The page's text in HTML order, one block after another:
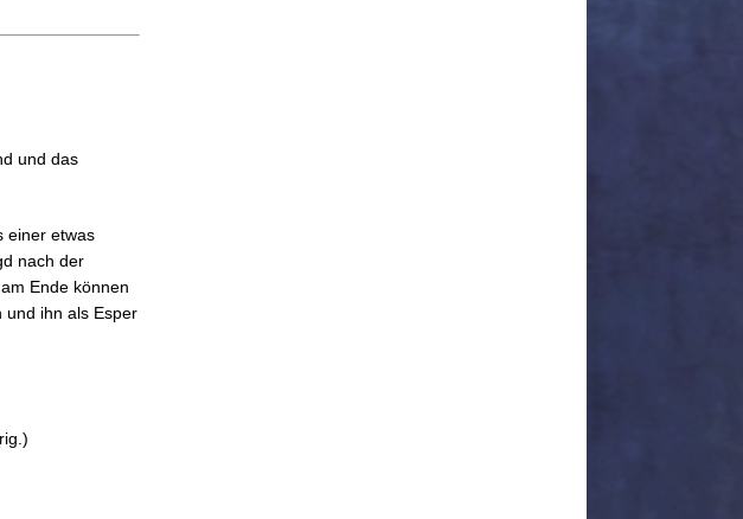
und das
einer etwas
nach der
Ende können
und ihn als Esper